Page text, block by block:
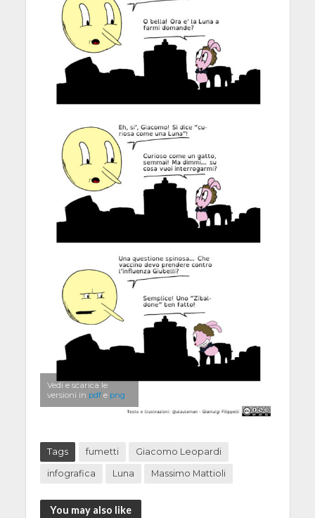
Vedi e scarica le
versioni in pdfe png
Tags fumetti Giacomo Leopardi
infografica Luna Massimo Mattioli
You may also like